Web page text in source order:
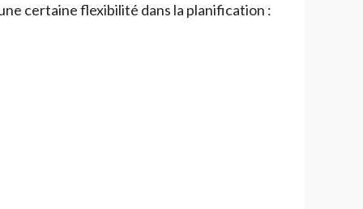
certaine flexibilité dans la planification :